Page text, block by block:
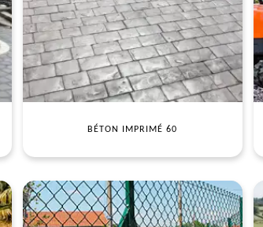
BÉTON IMPRIMÉ 60